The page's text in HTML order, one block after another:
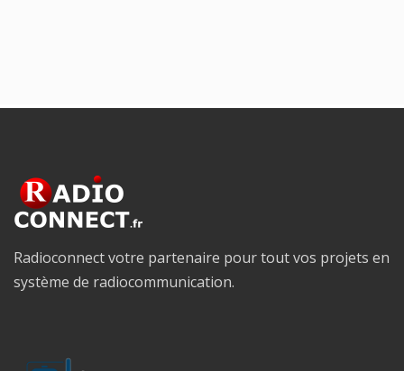
Radioconnect votre partenaire pour tout vos projets en
système de radiocommunication.